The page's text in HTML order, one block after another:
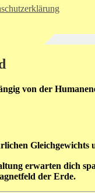
von der
Gleichgewichts
erwarten dich
der Erde.